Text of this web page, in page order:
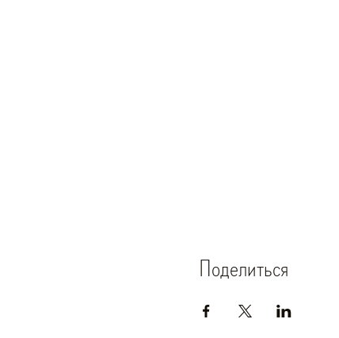
Поделиться